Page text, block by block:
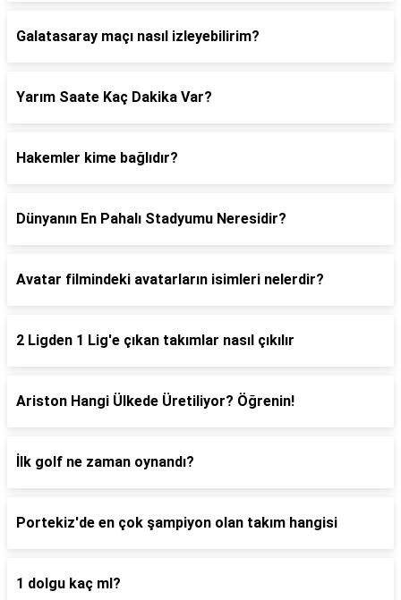
Galatasaray maçı nasıl izleyebilirim?
Yarım Saate Kaç Dakika Var?
Hakemler kime bağlıdır?
Dünyanın En Pahalı Stadyumu Neresidir?
Avatar filmindeki avatarların isimleri nelerdir?
2 Ligden 1 Lig'e çıkan takımlar nasıl çıkılır
Ariston Hangi Ülkede Üretiliyor? Öğrenin!
İlk golf ne zaman oynandı?
Portekiz'de en çok şampiyon olan takım hangisi
1 dolgu kaç ml?